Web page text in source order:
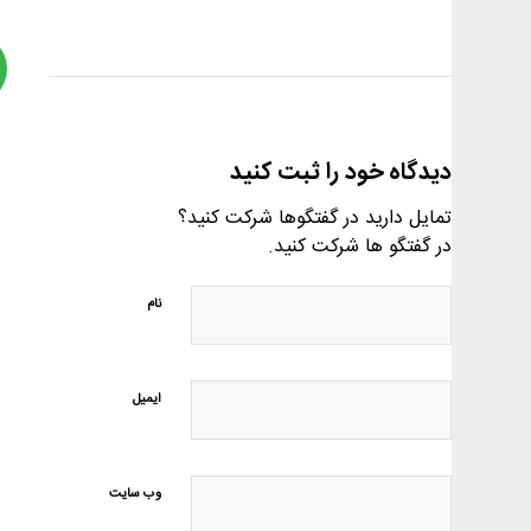
دیدگاه خود را ثبت کنید
تمایل دارید در گفتگوها شرکت کنید؟
در گفتگو ها شرکت کنید.
نام
ایمیل
وب‌ سایت